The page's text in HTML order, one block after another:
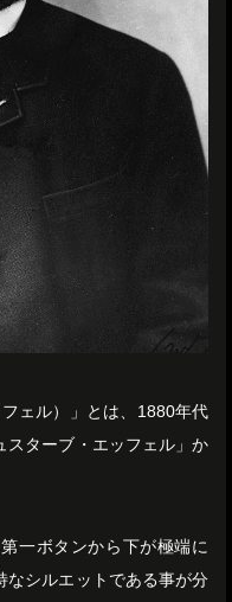
ェル）」とは、1880年代
スターブ・エッフェル」か
一ボタンから下が極端に
なシルエットである事が分